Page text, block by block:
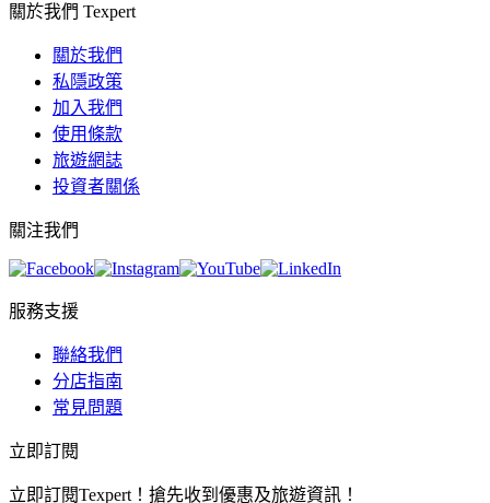
關於我們 Texpert
關於我們
私隱政策
加入我們
使用條款
旅遊網誌
投資者關係
關注我們
服務支援
聯絡我們
分店指南
常見問題
立即訂閱
立即訂閱Texpert！搶先收到優惠及旅遊資訊！